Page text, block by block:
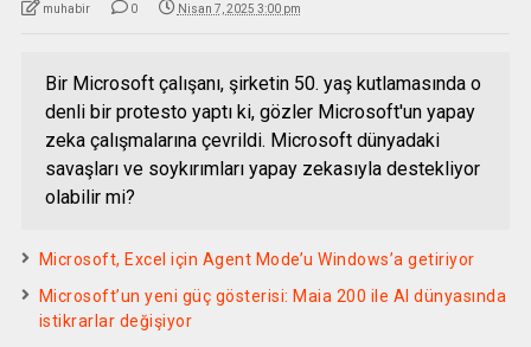
muhabir 0 Nisan 7, 2025 3:00 pm
Bir Microsoft çalışanı, şirketin 50. yaş kutlamasında o
denli bir protesto yaptı ki, gözler Microsoft'un yapay
zeka çalışmalarına çevrildi. Microsoft dünyadaki
savaşları ve soykırımları yapay zekasıyla destekliyor
olabilir mi?
Microsoft, Excel için Agent Mode’u Windows’a getiriyor
Microsoft’un yeni güç gösterisi: Maia 200 ile AI dünyasında
istikrarlar değişiyor